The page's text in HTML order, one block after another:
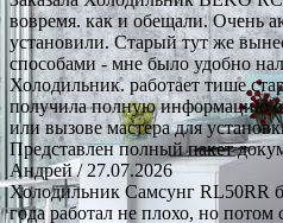
вовремя. как и обещали. Очень
установили. Старый тут же
способами - мне было удобно
Холодильник. работает тише
получила полную информацию
или вызове мастера для
Представлен полный пакет
Андрей/ 27.07.2026
Холодильник Самсунг RL50RR
года работал не плохо, но потом